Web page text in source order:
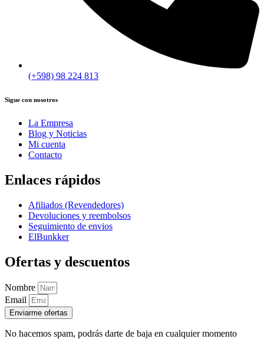
(+598) 98 224 813
Sigue con nosotros
La Empresa
Blog y Noticias
Mi cuenta
Contacto
Enlaces rápidos
Afiliados (Revendedores)
Devoluciones y reembolsos
Seguimiento de envios
ElBunkker
Ofertas y descuentos
Nombre
Email
Enviarme ofertas
No hacemos spam, podrás darte de baja en cualquier momento